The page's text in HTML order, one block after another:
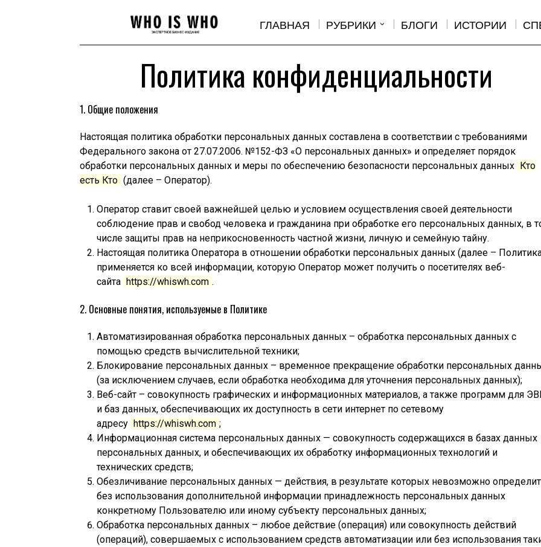
ГЛАВНАЯ РУБРИКИ БЛОГИ ИСТОРИИ
Политика конфиденциальности
1. Общие положения
Настоящая политика обработки персональных данных составлена в соответствии с требованиями
Федерального закона от 27.07.2006. №152-ФЗ «О персональных данных» и определяет порядок
обработки персональных данных и меры по обеспечению безопасности персональных данных Кто
есть Кто (далее – Оператор).
Оператор ставит своей важнейшей целью и условием осуществления своей деятельности
соблюдение прав и свобод человека и гражданина при обработке его персональных данных, в
числе защиты прав на неприкосновенность частной жизни, личную и семейную тайну.
Настоящая политика Оператора в отношении обработки персональных данных (далее –
применяется ко всей информации, которую Оператор может получить о посетителях веб-
сайта https://whiswh.com .
2. Основные понятия, используемые в Политике
Автоматизированная обработка персональных данных – обработка персональных данных с
помощью средств вычислительной техники;
Блокирование персональных данных – временное прекращение обработки персональных
(за исключением случаев, если обработка необходима для уточнения персональных данных);
Веб-сайт – совокупность графических и информационных материалов, а также программ для
и баз данных, обеспечивающих их доступность в сети интернет по сетевому
адресу https://whiswh.com ;
Информационная система персональных данных — совокупность содержащихся в базах данных
персональных данных, и обеспечивающих их обработку информационных технологий и
технических средств;
Обезличивание персональных данных — действия, в результате которых невозможно
без использования дополнительной информации принадлежность персональных данных
конкретному Пользователю или иному субъекту персональных данных;
Обработка персональных данных – любое действие (операция) или совокупность действий
(операций), совершаемых с использованием средств автоматизации или без использования